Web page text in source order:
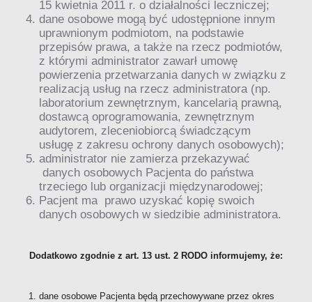
15 kwietnia 2011 r. o działalności leczniczej;
dane osobowe mogą być udostępnione innym
uprawnionym podmiotom, na podstawie
przepisów prawa, a także na rzecz podmiotów,
z którymi administrator zawarł umowę
powierzenia przetwarzania danych w związku z
realizacją usług na rzecz administratora (np.
laboratorium zewnętrznym, kancelarią prawną,
dostawcą oprogramowania, zewnętrznym
audytorem, zleceniobiorcą świadczącym
usługę z zakresu ochrony danych osobowych);
administrator nie zamierza przekazywać
danych osobowych Pacjenta do państwa
trzeciego lub organizacji międzynarodowej;
Pacjent ma prawo uzyskać kopię swoich
danych osobowych w siedzibie administratora.
Dodatkowo zgodnie z art. 13 ust. 2 RODO informujemy, że:
dane osobowe Pacjenta będą przechowywane przez okres